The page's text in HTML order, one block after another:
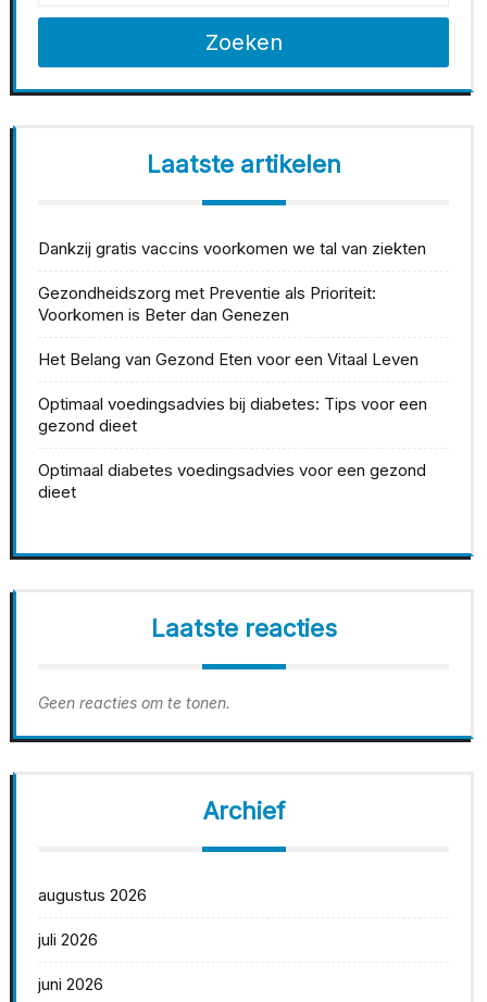
Zoeken
Laatste artikelen
Dankzij gratis vaccins voorkomen we tal van ziekten
Gezondheidszorg met Preventie als Prioriteit:
Voorkomen is Beter dan Genezen
Het Belang van Gezond Eten voor een Vitaal Leven
Optimaal voedingsadvies bij diabetes: Tips voor een
gezond dieet
Optimaal diabetes voedingsadvies voor een gezond
dieet
Laatste reacties
Geen reacties om te tonen.
Archief
augustus 2026
juli 2026
juni 2026